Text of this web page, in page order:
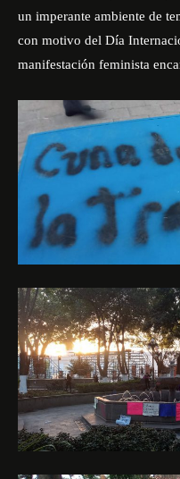
un imperante ambiente de
con motivo del Día
manifestación feminista